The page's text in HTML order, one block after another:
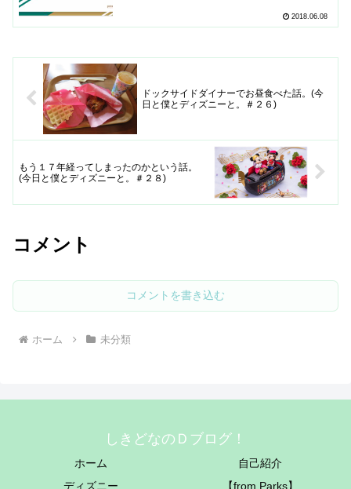
2018.06.08
ドックサイドダイナーでお昼食べた話。(今
日と僕とディズニーと。＃２６)
もう１７年経ってしまったのかという話。
(今日と僕とディズニーと。＃２８)
コメント
コメントを書き込む
ホーム 未分類
しきどなのＤブログ！
ホーム
自己紹介
ディズニー
【from Parks】